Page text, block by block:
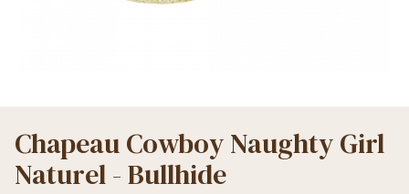
Chapeau Cowboy Naughty Girl
Naturel - Bullhide